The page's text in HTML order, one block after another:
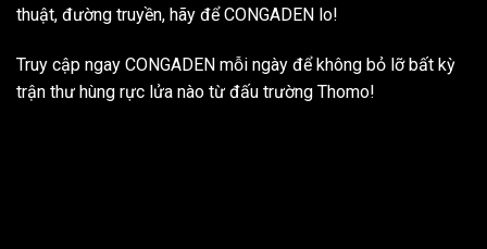
thuật, đường truyền, hãy để CONGADEN lo!
Truy cập ngay CONGADEN mỗi ngày để không bỏ lỡ bất kỳ
trận thư hùng rực lửa nào từ đấu trường Thomo!